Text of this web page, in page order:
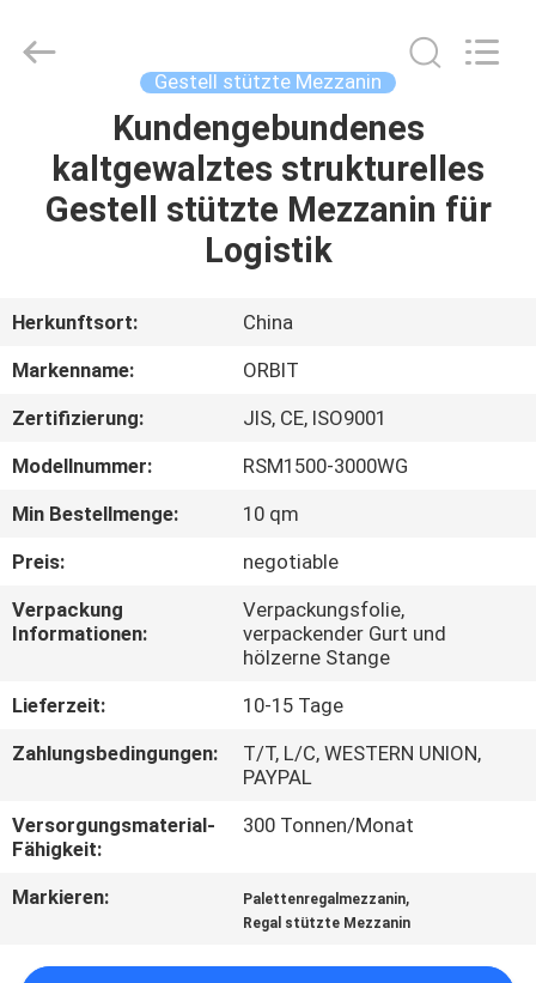
PRODUKTE
UNS
AUSFLUG
QUALITÄTSKONTROLLE
TRETEN
SIE
UNS
IN
NACHRICHTEN
Gestell stützte Mezzanin
Kundengebundenes
kaltgewalztes strukturelles
Gestell stützte Mezzanin für
Logistik
Herkunftsort:
China
Markenname:
ORBIT
Zertifizierung:
JIS, CE, ISO9001
Modellnummer:
RSM1500-3000WG
Min Bestellmenge:
10 qm
Preis:
negotiable
Verpackung
Informationen:
Verpackungsfolie,
verpackender Gurt und
hölzerne Stange
Lieferzeit:
10-15 Tage
Zahlungsbedingungen:
T/T, L/C, WESTERN UNION,
PAYPAL
Versorgungsmaterial-
Fähigkeit:
300 Tonnen/Monat
Markieren: Palettenregalmezzanin,
Regal stützte Mezzanin